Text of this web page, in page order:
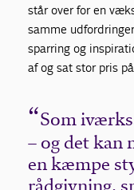
står over for en
samme
sparring og
af og sat stor pris
Som
– og det kan
en kæmpe